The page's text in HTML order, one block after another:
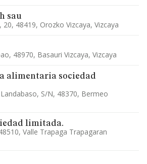
sau
48419, Orozko Vizcaya, Vizcaya
48970, Basauri Vizcaya, Vizcaya
alimentaria sociedad
S/n, 48370, Bermeo
limitada.
Valle Trapaga Trapagaran